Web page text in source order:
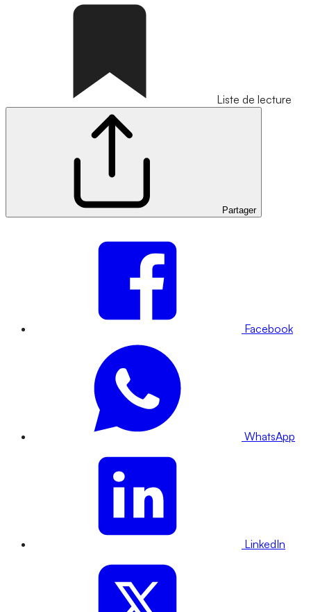
Liste de lecture
Partager
Facebook
WhatsApp
LinkedIn